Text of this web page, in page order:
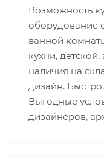
Возможность
оборудование
ванной
кухни,
наличия на
дизайн.
Выгодные
дизайнеров,